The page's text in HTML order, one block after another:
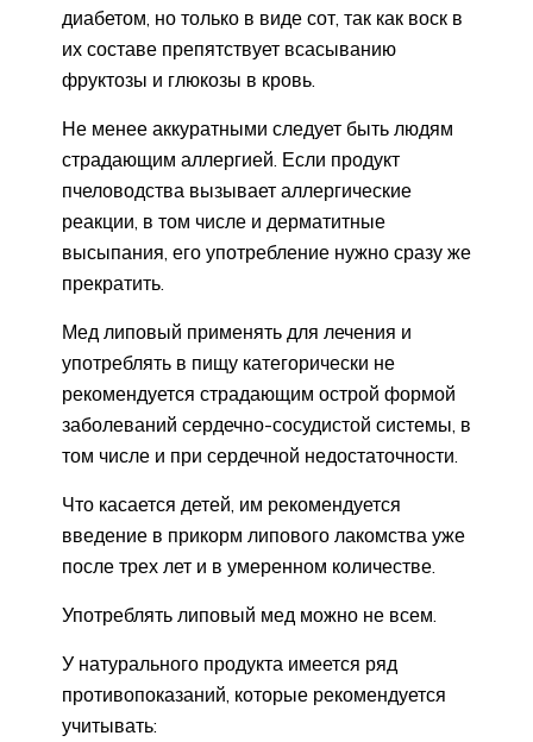
диабетом, но только в виде сот, так как воск в
их составе препятствует всасыванию
фруктозы и глюкозы в кровь.
Не менее аккуратными следует быть людям
страдающим аллергией. Если продукт
пчеловодства вызывает аллергические
реакции, в том числе и дерматитные
высыпания, его употребление нужно сразу же
прекратить.
Мед липовый применять для лечения и
употреблять в пищу категорически не
рекомендуется страдающим острой формой
заболеваний сердечно-сосудистой системы, в
том числе и при сердечной недостаточности.
Что касается детей, им рекомендуется
введение в прикорм липового лакомства уже
после трех лет и в умеренном количестве.
Употреблять липовый мед можно не всем.
У натурального продукта имеется ряд
противопоказаний, которые рекомендуется
учитывать: